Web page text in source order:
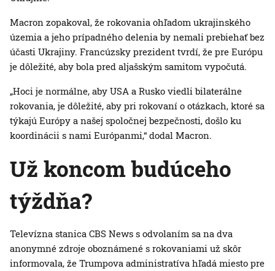
Macron zopakoval, že rokovania ohľadom ukrajinského
územia a jeho prípadného delenia by nemali prebiehať bez
účasti Ukrajiny. Francúzsky prezident tvrdí, že pre Európu
je dôležité, aby bola pred aljašským samitom vypočutá.
„Hoci je normálne, aby USA a Rusko viedli bilaterálne
rokovania, je dôležité, aby pri rokovaní o otázkach, ktoré sa
týkajú Európy a našej spoločnej bezpečnosti, došlo ku
koordinácii s nami Európanmi,“ dodal Macron.
Už koncom budúceho
týždňa?
Televízna stanica CBS News s odvolaním sa na dva
anonymné zdroje oboznámené s rokovaniami už skôr
informovala, že Trumpova administratíva hľadá miesto pre